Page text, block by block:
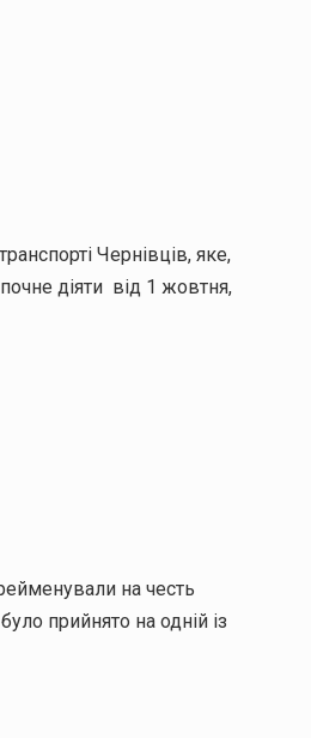
Чернівців, яке,
діяти від 1 жовтня,
на честь
прийнято на одній із